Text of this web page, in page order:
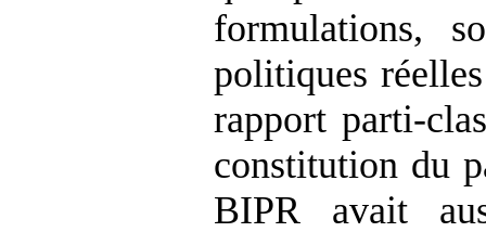
formulations,
politiques
rapport parti-
constitution du
BIPR avait